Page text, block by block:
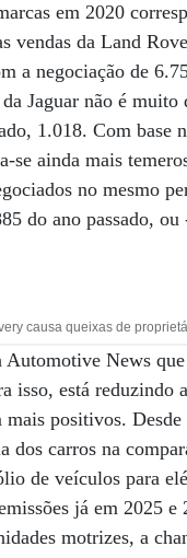
em 2020
vendas da Land
a negociação de
Jaguar não é
1.018. Com base
se ainda mais
no mesmo
do ano passado,
causa queixas de
News
isso, está
positivos.
dos carros na
de veículos para
já em 2025
motrizes, a